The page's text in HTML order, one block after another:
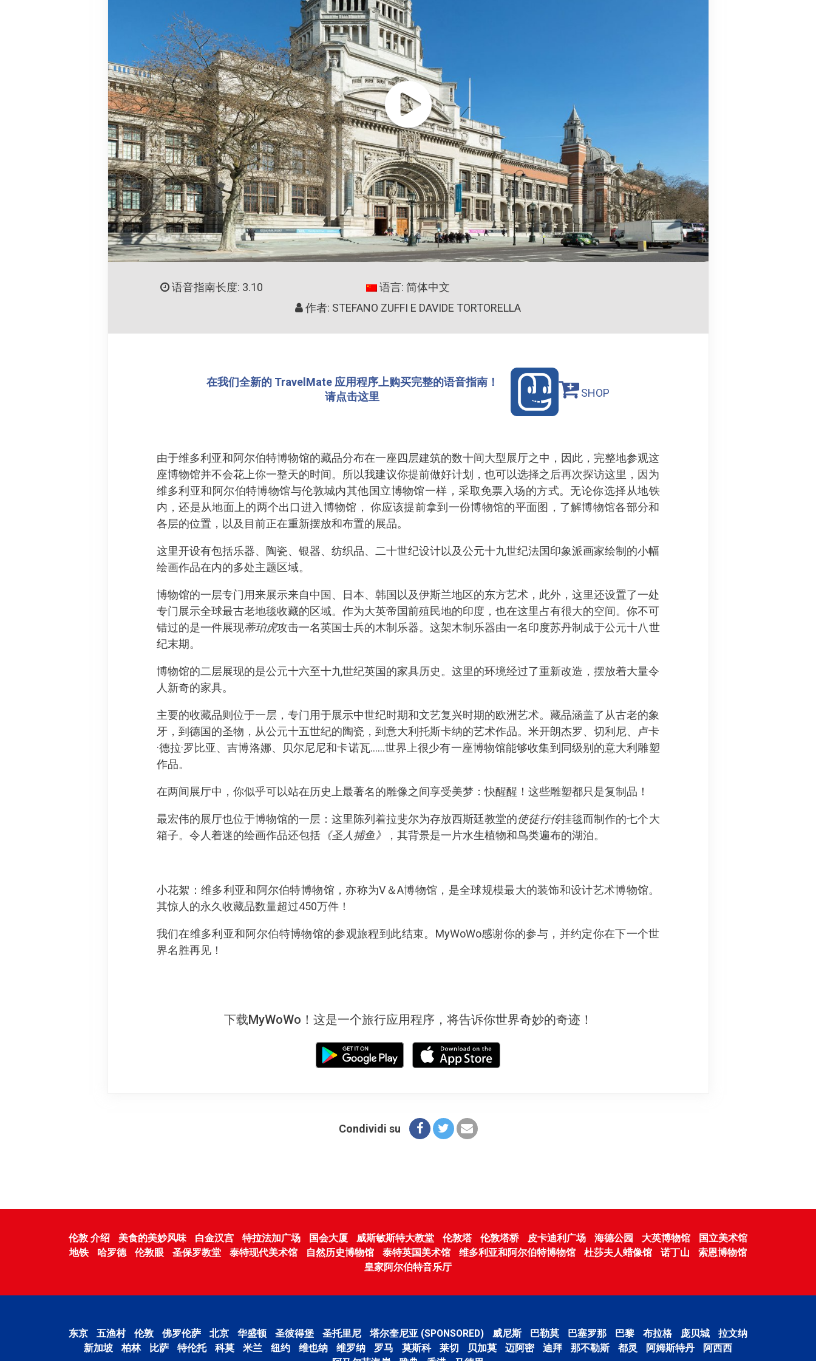
语音指南长度: 3.10
语言: 简体中文
作者: STEFANO ZUFFI E DAVIDE TORTORELLA
在我们全新的 TravelMate 应用程序上购买完整的语音指南！
请点击这里
SHOP
由于维多利亚和阿尔伯特博物馆的藏品分布在一座四层建筑的数十间大型展厅之中，因此，完整地参观这
座博物馆并不会花上你一整天的时间。所以我建议你提前做好计划，也可以选择之后再次探访这里，因为
维多利亚和阿尔伯特博物馆与伦敦城内其他国立博物馆一样，采取免票入场的方式。无论你选择从地铁
内，还是从地面上的两个出口进入博物馆， 你应该提前拿到一份博物馆的平面图，了解博物馆各部分和
各层的位置，以及目前正在重新摆放和布置的展品。
这里开设有包括乐器、陶瓷、银器、纺织品、二十世纪设计以及公元十九世纪法国印象派画家绘制的小幅
绘画作品在内的多处主题区域。
博物馆的一层专门用来展示来自中国、日本、韩国以及伊斯兰地区的东方艺术，此外，这里还设置了一处
专门展示全球最古老地毯收藏的区域。作为大英帝国前殖民地的印度，也在这里占有很大的空间。你不可
错过的是一件展现蒂珀虎攻击一名英国士兵的木制乐器。这架木制乐器由一名印度苏丹制成于公元十八世
纪末期。
博物馆的二层展现的是公元十六至十九世纪英国的家具历史。这里的环境经过了重新改造，摆放着大量令
人新奇的家具。
主要的收藏品则位于一层，专门用于展示中世纪时期和文艺复兴时期的欧洲艺术。藏品涵盖了从古老的象
牙，到德国的圣物，从公元十五世纪的陶瓷，到意大利托斯卡纳的艺术作品。米开朗杰罗、切利尼、卢卡
·德拉·罗比亚、吉博洛娜、贝尔尼尼和卡诺瓦......世界上很少有一座博物馆能够收集到同级别的意大利雕塑
作品。
在两间展厅中，你似乎可以站在历史上最著名的雕像之间享受美梦：快醒醒！这些雕塑都只是复制品！
最宏伟的展厅也位于博物馆的一层：这里陈列着拉斐尔为存放西斯廷教堂的使徒行传挂毯而制作的七个大
箱子。令人着迷的绘画作品还包括《圣人捕鱼》 ，其背景是一片水生植物和鸟类遍布的湖泊。
小花絮：维多利亚和阿尔伯特博物馆，亦称为V＆A博物馆，是全球规模最大的装饰和设计艺术博物馆。
其惊人的永久收藏品数量超过450万件！
我们在维多利亚和阿尔伯特博物馆的参观旅程到此结束。MyWoWo感谢你的参与，并约定你在下一个世
界名胜再见！
下载MyWoWo！这是一个旅行应用程序，将告诉你世界奇妙的奇迹！
Condividi su
伦敦 介绍 美食的美妙风味 白金汉宫 特拉法加广场 国会大厦 威斯敏斯特大教堂 伦敦塔 伦敦塔桥 皮卡迪利广场 海德公园 大英博物馆
国立美术馆
地铁
哈罗德 伦敦眼 圣保罗教堂 泰特现代美术馆 自然历史博物馆 泰特英国美术馆 维多利亚和阿尔伯特博物馆 杜莎夫人蜡像馆 诺丁山
索恩博物馆
皇家阿尔伯特音乐厅
东京 五渔村 伦敦 佛罗伦萨 北京 华盛顿 圣彼得堡 圣托里尼 塔尔奎尼亚 (SPONSORED) 威尼斯 巴勒莫 巴塞罗那 巴黎 布拉格 庞贝城
拉文纳
新加坡
柏林 比萨 特伦托 科莫 米兰 纽约 维也纳 维罗纳 罗马 莫斯科 莱切 贝加莫 迈阿密 迪拜 那不勒斯 都灵 阿姆斯特丹
阿西西